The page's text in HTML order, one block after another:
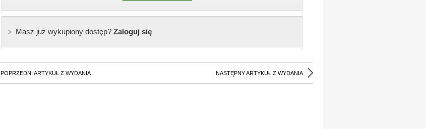
Masz już wykupiony dostęp?Zaloguj się
POPRZEDNI ARTYKUŁ Z WYDANIA NASTĘPNY ARTYKUŁ Z WYDANIA